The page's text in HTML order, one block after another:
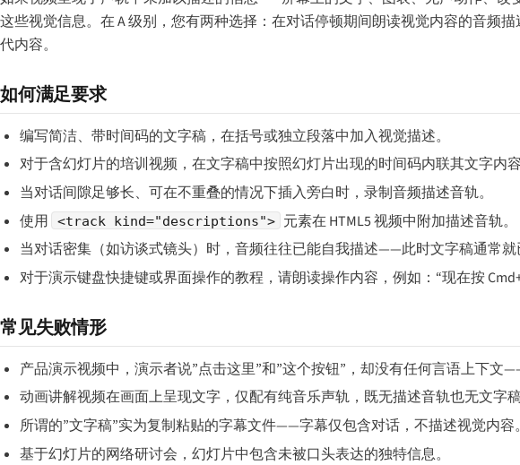
这些视觉信息。在 A 级别，您有两种选择：在对话停顿期间朗读视觉内容的音频
代内容。
如何满足要求
编写简洁、带时间码的文字稿，在括号或独立段落中加入视觉描述。
对于含幻灯片的培训视频，在文字稿中按照幻灯片出现的时间码内联其文字内容
当对话间隙足够长、可在不重叠的情况下插入旁白时，录制音频描述音轨。
使用
<track kind="descriptions">
元素在 HTML5 视频中附加描述音轨。
当对话密集（如访谈式镜头）时，音频往往已能自我描述——此时文字稿通常就
对于演示键盘快捷键或界面操作的教程，请朗读操作内容，例如：“现在按
常见失败情形
产品演示视频中，演示者说”点击这里”和”这个按钮”，却没有任何言语上下文
动画讲解视频在画面上呈现文字，仅配有纯音乐声轨，既无描述音轨也无文字稿
所谓的”文字稿”实为复制粘贴的字幕文件——字幕仅包含对话，不描述视觉内容。
基于幻灯片的网络研讨会，幻灯片中包含未被口头表达的独特信息。